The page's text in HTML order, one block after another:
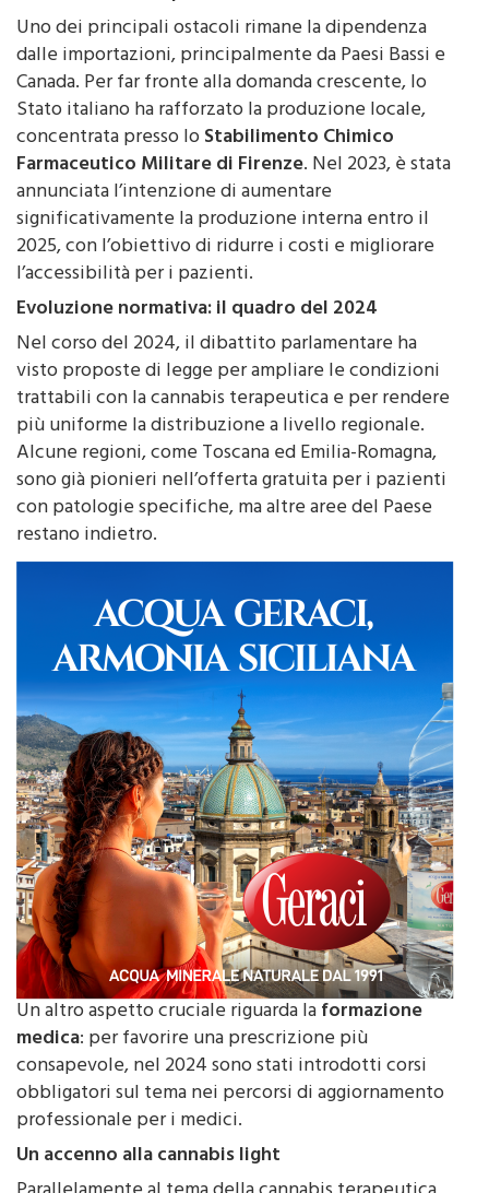
dalle importazioni, principalmente da Paesi Bassi e
Canada. Per far fronte alla domanda crescente, lo
Stato italiano ha rafforzato la produzione locale,
concentrata presso loStabilimento Chimico
Farmaceutico Militare di Firenze. Nel 2023, è stata
annunciata l’intenzione di aumentare
significativamente la produzione interna entro il
2025, con l’obiettivo di ridurre i costi e migliorare
l’accessibilità per i pazienti.
Evoluzione normativa: il quadro del 2024
Nel corso del 2024, il dibattito parlamentare ha
visto proposte di legge per ampliare le condizioni
trattabili con la cannabis terapeutica e per rendere
più uniforme la distribuzione a livello regionale.
Alcune regioni, come Toscana ed Emilia-Romagna,
sono già pionieri nell’offerta gratuita per i pazienti
con patologie specifiche, ma altre aree del Paese
restano indietro.
Un altro aspetto cruciale riguarda laformazione
medica: per favorire una prescrizione più
consapevole, nel 2024 sono stati introdotti corsi
obbligatori sul tema nei percorsi di aggiornamento
professionale per i medici.
Un accenno alla cannabis light
Parallelamente al tema della cannabis terapeutica,